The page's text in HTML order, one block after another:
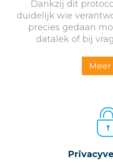
Dankzij dit
duidelijk wie
precies gedaan
datalek of bij
Meer